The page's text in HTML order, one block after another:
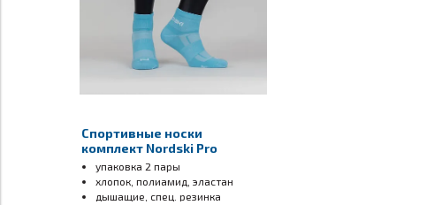
бега по бездорожью;
грунта;
грязи;
пересеченной местности;
длинных дистанций;
прогулок.
Спортивные носки
комплект Nordski Pro
светло-синие
упаковка 2 пары
хлопок, полиамид, эластан
дышащие, спец. резинка